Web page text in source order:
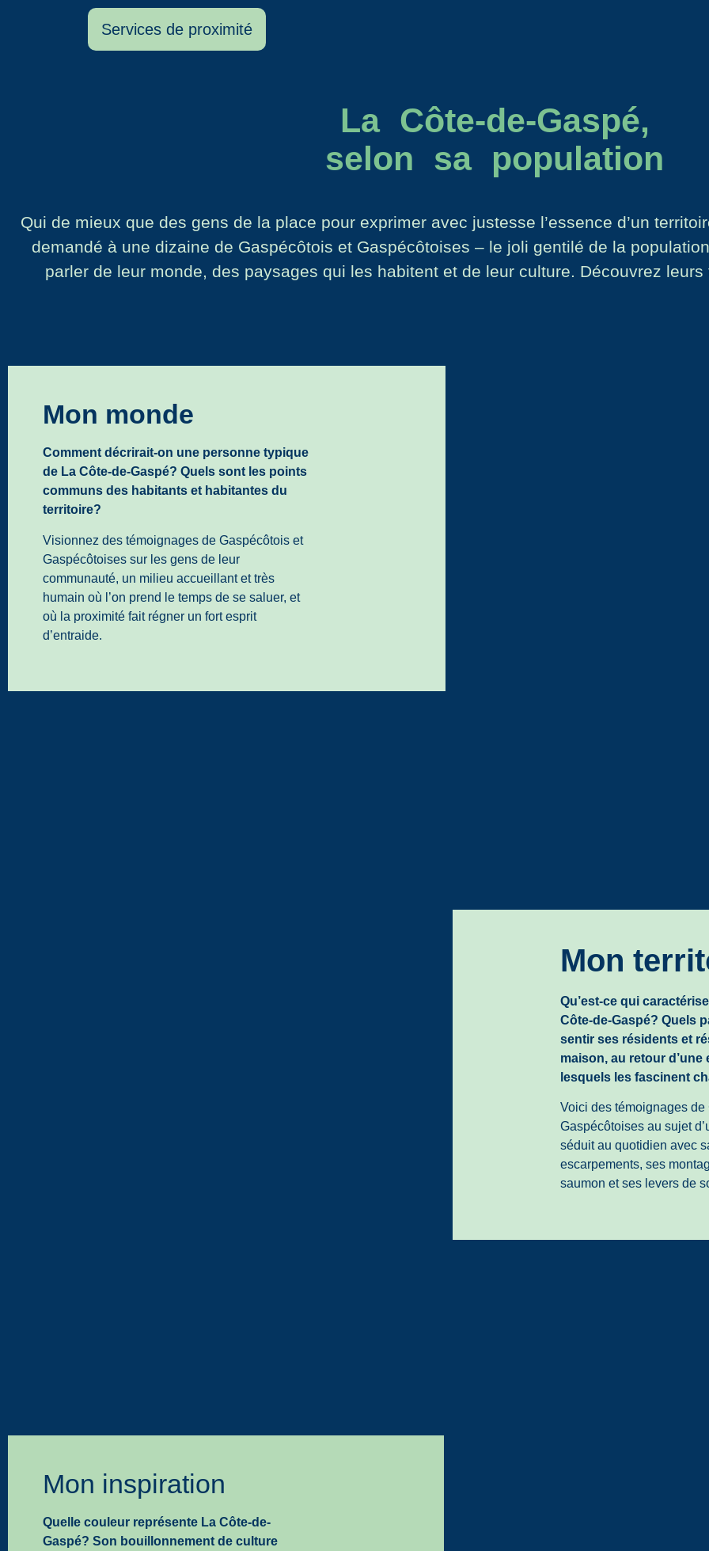
Services de proximité
La Côte-de-Gaspé,
selon sa population
Qui de mieux que des gens de la place pour exprimer avec justesse l’essence d’un
demandé à une dizaine de Gaspécôtois et Gaspécôtoises – le joli gentilé de la
parler de leur monde, des paysages qui les habitent et de leur culture. Découvrez
Mon monde
Comment décrirait-on une personne typique
de La Côte-de-Gaspé? Quels sont les points
communs des habitants et habitantes du
territoire?
Visionnez des témoignages de Gaspécôtois et
Gaspécôtoises sur les gens de leur
communauté, un milieu accueillant et très
humain où l’on prend le temps de se saluer, et
où la proximité fait régner un fort esprit
d’entraide.
Mon
Qu’est-ce qui
Côte-de-Gaspé? Quels
sentir ses résidents et
maison, au retour d’une
lesquels les fascinent
Voici des témoignages de
Gaspécôtoises au sujet
séduit au quotidien avec
escarpements, ses
saumon et ses levers de
Mon inspiration
Quelle couleur représente La Côte-de-
Gaspé? Son bouillonnement de culture